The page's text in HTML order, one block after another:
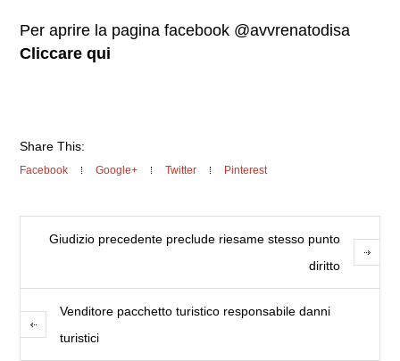
Per aprire la pagina facebook @avvrenatodisa
Cliccare qui
Share This:
Facebook Google+ Twitter Pinterest
Giudizio precedente preclude riesame stesso punto
diritto
Venditore pacchetto turistico responsabile danni
turistici